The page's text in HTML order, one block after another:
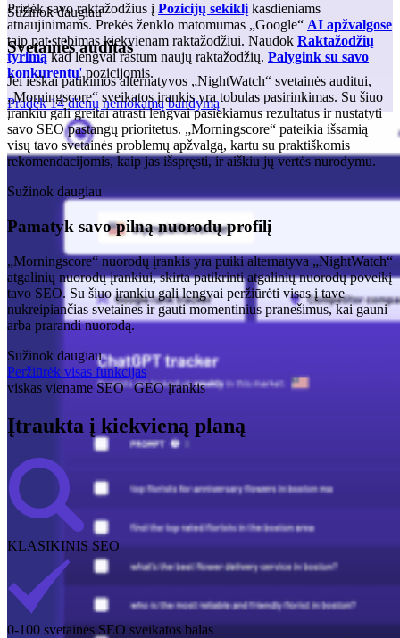
Pridėk savo raktažodžius į Pozicijų sekiklįkasdieniams
atnaujinimams. Prekės ženklo matomumas „Google“ AI apžvalgose
taip pat stebimas kiekvienam raktažodžiui. Naudok Raktažodžių
tyrimąkad lengvai rastum naujų raktažodžių. Palygink su savo
konkurentų'pozicijomis.
Pradėk 14 dienų nemokamą bandymą
Sužinok daugiau
Svetainės auditas
Jei ieškai patikimos alternatyvos „NightWatch“ svetainės auditui,
„Morningscore“ sveikatos įrankis yra tobulas pasirinkimas. Su šiuo
įrankiu gali greitai atrasti lengvai pasiekiamus rezultatus ir nustatyti
savo SEO pastangų prioritetus. „Morningscore“ pateikia išsamią
visų tavo svetainės problemų apžvalgą, kartu su praktiškomis
rekomendacijomis, kaip jas išspręsti, ir aiškiu jų vertės nurodymu.
Sužinok daugiau
Pamatyk savo pilną nuorodų profilį
„Morningscore“ nuorodų įrankis yra puiki alternatyva „NightWatch“
atgalinių nuorodų įrankiui, skirta patikrinti atgalinių nuorodų poveikį
tavo SEO. Su šiuo įrankiu gali lengvai peržiūrėti visas į tave
nukreipiančias svetaines ir gauti momentinius pranešimus, kai gauni
arba prarandi nuorodą.
Sužinok daugiau
Peržiūrėk visas funkcijas
viskas viename SEO | GEO įrankis
Įtraukta į kiekvieną planą
KLASIKINIS SEO
0-100 svetainės SEO sveikatos balas